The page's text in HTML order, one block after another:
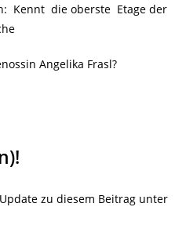
Kennt die oberste Etage der
Angelika Frasl?
zu diesem Beitrag unter